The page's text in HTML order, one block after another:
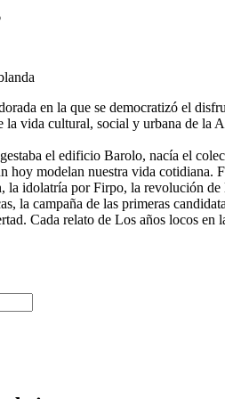
en la que se democratizó el
la vida cultural, social y urbana de la
el edificio Barolo, nacía el
hoy modelan nuestra vida
la idolatría por Firpo, la revolución de
la campaña de las primeras
Cada relato de Los años locos